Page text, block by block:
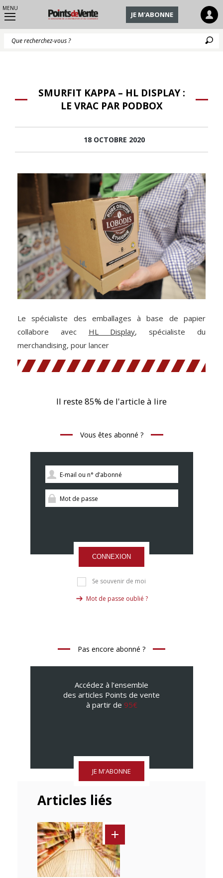
MENU
JE M'ABONNE
SMURFIT KAPPA – HL DISPLAY :
LE VRAC PAR PODBOX
18 OCTOBRE 2020
Le spécialiste des emballages à base de papier
collabore avec HL Display, spécialiste du
merchandising, pour lancer
Il reste 85% de l'article à lire
Vous êtes abonné ?
CONNEXION
Se souvenir de moi
Mot de passe oublié ?
Pas encore abonné ?
Accédez à l’ensemble
des articles Points de vente
à partir de 95€
JE M'ABONNE
Articles liés